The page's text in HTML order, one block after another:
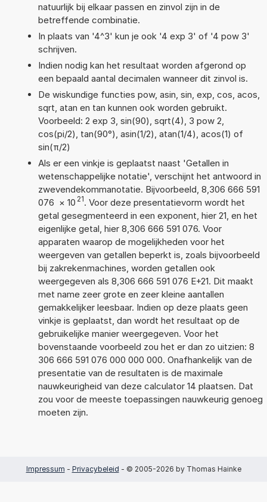
natuurlijk bij elkaar passen en zinvol zijn in de
betreffende combinatie.
In plaats van '4^3' kun je ook '4 exp 3' of '4 pow 3'
schrijven.
Indien nodig kan het resultaat worden afgerond op
een bepaald aantal decimalen wanneer dit zinvol is.
De wiskundige functies pow, asin, sin, exp, cos, acos,
sqrt, atan en tan kunnen ook worden gebruikt.
Voorbeeld: 2 exp 3, sin(90), sqrt(4), 3 pow 2,
cos(pi/2), tan(90°), asin(1/2), atan(1/4), acos(1) of
sin(π/2)
Als er een vinkje is geplaatst naast 'Getallen in
wetenschappelijke notatie', verschijnt het antwoord in
zwevendekommanotatie. Bijvoorbeeld, 8,306 666 591
076 × 10 21. Voor deze presentatievorm wordt het
getal gesegmenteerd in een exponent, hier 21, en het
eigenlijke getal, hier 8,306 666 591 076. Voor
apparaten waarop de mogelijkheden voor het
weergeven van getallen beperkt is, zoals bijvoorbeeld
bij zakrekenmachines, worden getallen ook
weergegeven als 8,306 666 591 076 E+21. Dit maakt
met name zeer grote en zeer kleine aantallen
gemakkelijker leesbaar. Indien op deze plaats geen
vinkje is geplaatst, dan wordt het resultaat op de
gebruikelijke manier weergegeven. Voor het
bovenstaande voorbeeld zou het er dan zo uitzien: 8
306 666 591 076 000 000 000. Onafhankelijk van de
presentatie van de resultaten is de maximale
nauwkeurigheid van deze calculator 14 plaatsen. Dat
zou voor de meeste toepassingen nauwkeurig genoeg
moeten zijn.
Impressum - Privacybeleid - © 2005-2026 by Thomas Hainke